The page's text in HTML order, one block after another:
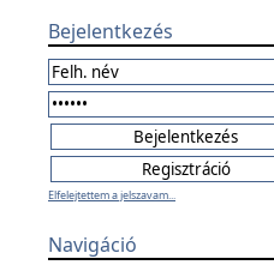
Bejelentkezés
Elfelejtettem a jelszavam...
Navigáció